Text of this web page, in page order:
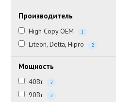
Производитель
High Copy OEM 1
Liteon, Delta, Hipro 2
Мощность
40Вт 2
90Вт 2